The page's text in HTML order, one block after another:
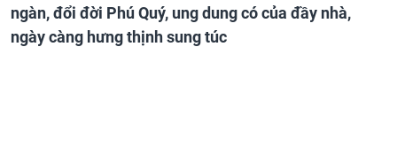
ngàn, đổi đời Phú Quý, ung dung có của đầy nhà,
ngày càng hưng thịnh sung túc